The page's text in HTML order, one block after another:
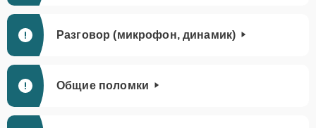
Разговор (микрофон, динамик)
Общие поломки